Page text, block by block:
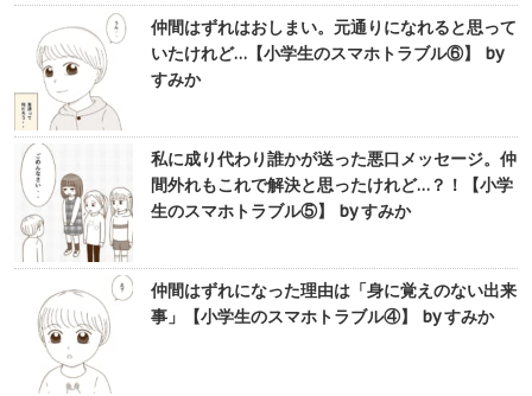
仲間はずれはおしまい。元通りになれると思って
いたけれど…【小学生のスマホトラブル⑥】 by
すみか
私に成り代わり誰かが送った悪口メッセージ。仲
間外れもこれで解決と思ったけれど…？！【小学
生のスマホトラブル⑤】 by すみか
仲間はずれになった理由は「身に覚えのない出来
事」【小学生のスマホトラブル④】 by すみか